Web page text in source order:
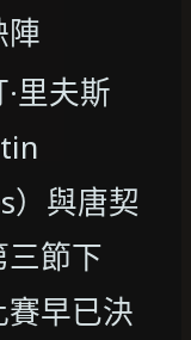
陣
里夫斯
）與唐契
三節下
賽早已決